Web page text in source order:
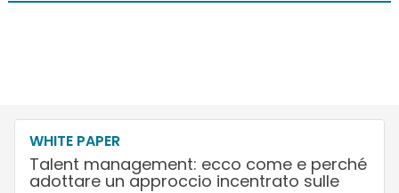
WHITE PAPER
Talent management: ecco come e perché
adottare un approccio incentrato sulle